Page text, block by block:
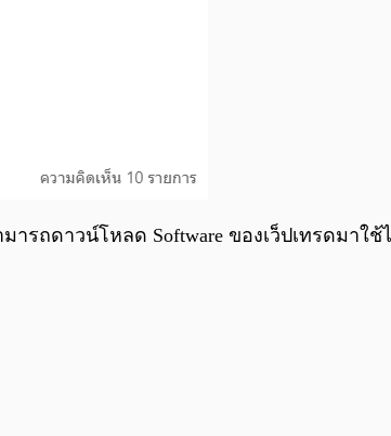
รถดาวน์โหลด Software ของเว็ปเทรดมาใ